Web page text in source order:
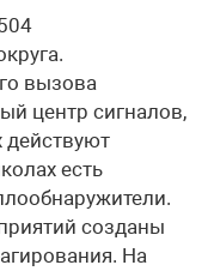
вызова
центр сигналов,
есть
созданы
На